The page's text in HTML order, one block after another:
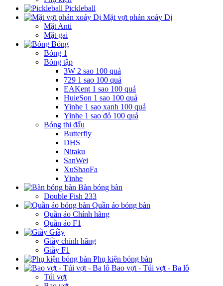
Pickleball
Mặt vợt phản xoáy Dị
Mặt Anti
Mặt gai
Bóng
Bóng 1
Bóng tập
3W 2 sao 100 quả
729 1 sao 100 quả
EAKent 1 sao 100 quả
HuieSon 1 sao 100 quả
Yinhe 1 sao xanh 100 quả
Yinhe 1 sao đỏ 100 quả
Bóng thi đấu
Butterfly
DHS
Nitaku
SanWei
XuShaoFa
Yinhe
Bàn bóng bàn
Double Fish 233
Quần áo bóng bàn
Quần áo Chính hãng
Quần áo F1
Giầy
Giầy chính hãng
Giầy F1
Phụ kiện bóng bàn
Bao vợt - Túi vợt - Ba lô
Túi vợt